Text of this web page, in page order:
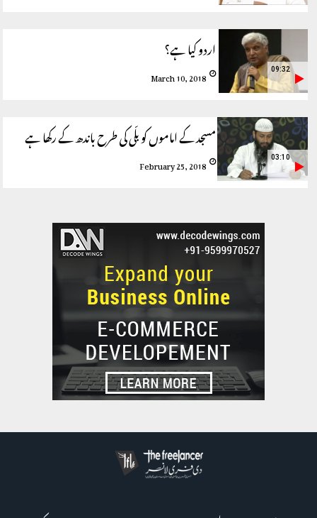
اردو کیا ہے؟
March 10, 2018 09:32
مسجد کے اماموں کو بلّی کی طرح باندھ کے رکھا ہے
February 25, 2018 03:10